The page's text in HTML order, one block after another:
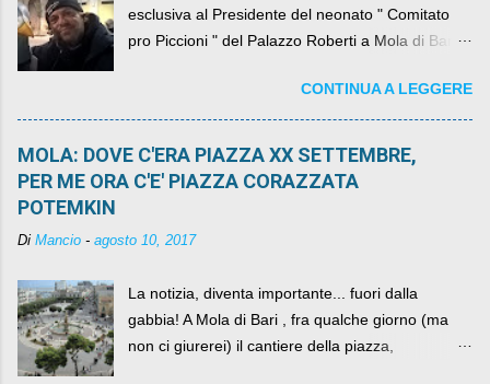
esclusiva al Presidente del neonato " Comitato
pro Piccioni " del Palazzo Roberti a Mola di Bari ,
come definirlo... signor?....CONTINUA A LEGGERE
MOLA: DOVE C'ERA PIAZZA XX SETTEMBRE,
PER ME ORA C'E' PIAZZA CORAZZATA
POTEMKIN
Di Mancio - agosto 10, 2017
La notizia, diventa importante... fuori dalla
gabbia! A Mola di Bari , fra qualche giorno (ma
non ci giurerei) il cantiere della piazza,